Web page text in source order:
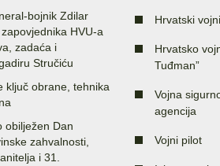
bojnik Zdilar
HVU-a
zadaća i
Stručiću
ključ obrane, tehnika
obilježen Dan
zahvalnosti,
i 31.
Hrvatski
Hrvatsko
Tuđman”
Vojna
agencija
Vojni pilot